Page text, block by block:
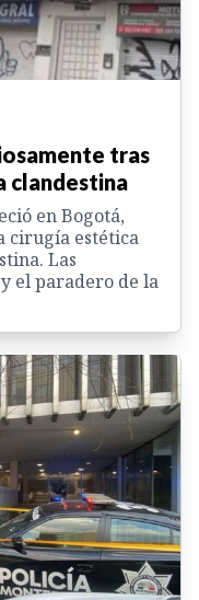
tras
clandestina
en Bogotá,
cirugía estética
Las
el paradero de la